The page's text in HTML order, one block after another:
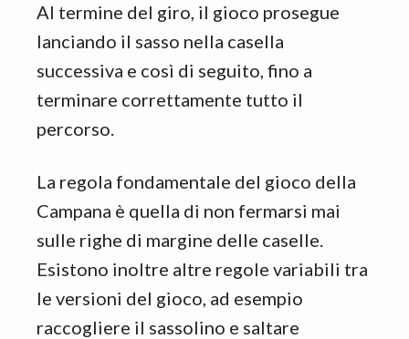
Al termine del giro, il gioco prosegue
lanciando il sasso nella casella
successiva e così di seguito, fino a
terminare correttamente tutto il
percorso.
La regola fondamentale del gioco della
Campana è quella di non fermarsi mai
sulle righe di margine delle caselle.
Esistono inoltre altre regole variabili tra
le versioni del gioco, ad esempio
raccogliere il sassolino e saltare